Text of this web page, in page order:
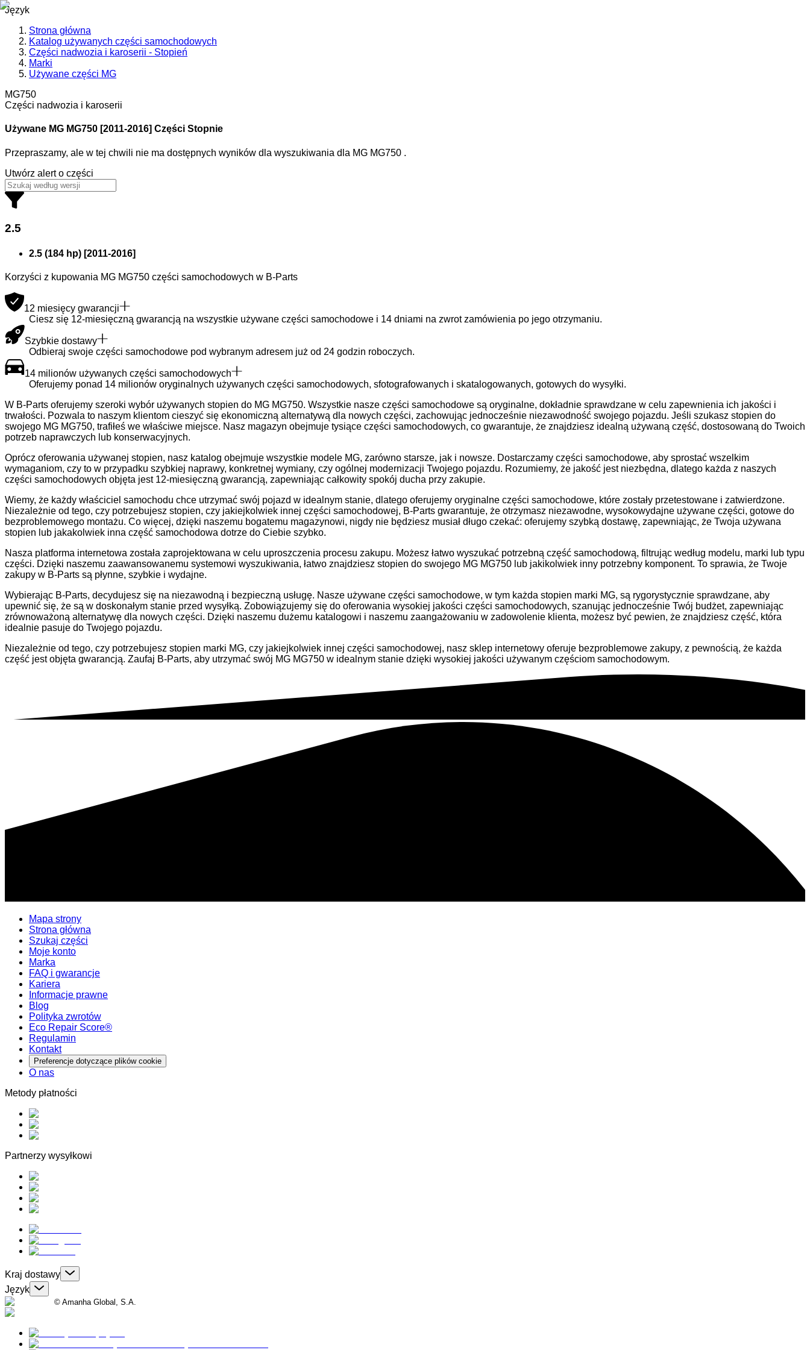
Język
Strona główna
Katalog używanych części samochodowych
Części nadwozia i karoserii - Stopień
Marki
Używane części MG
MG750
Części nadwozia i karoserii
Używane MG MG750 [2011-2016] Części Stopnie
Przepraszamy, ale w tej chwili nie ma dostępnych wyników dla wyszukiwania dla MG MG750 .
Utwórz alert o części
2.5
2.5 (184 hp) [2011-2016]
Korzyści z kupowania MG MG750 części samochodowych w B-Parts
12 miesięcy gwarancji
Ciesz się 12-miesięczną gwarancją na wszystkie używane części samochodowe i 14 dniami na zwrot zamówienia po jego otrzymaniu.
Szybkie dostawy
Odbieraj swoje części samochodowe pod wybranym adresem już od 24 godzin roboczych.
14 milionów używanych części samochodowych
Oferujemy ponad 14 milionów oryginalnych używanych części samochodowych, sfotografowanych i skatalogowanych, gotowych do wysyłki.
W B-Parts oferujemy szeroki wybór używanych stopien do MG MG750. Wszystkie nasze części samochodowe są oryginalne, dokładnie sprawdzane w celu zapewnienia ich jakości i
trwałości. Pozwala to naszym klientom cieszyć się ekonomiczną alternatywą dla nowych części, zachowując jednocześnie niezawodność swojego pojazdu. Jeśli szukasz stopien do
swojego MG MG750, trafiłeś we właściwe miejsce. Nasz magazyn obejmuje tysiące części samochodowych, co gwarantuje, że znajdziesz idealną używaną część, dostosowaną do Twoich
potrzeb naprawczych lub konserwacyjnych.
Oprócz oferowania używanej stopien, nasz katalog obejmuje wszystkie modele MG, zarówno starsze, jak i nowsze. Dostarczamy części samochodowe, aby sprostać wszelkim
wymaganiom, czy to w przypadku szybkiej naprawy, konkretnej wymiany, czy ogólnej modernizacji Twojego pojazdu. Rozumiemy, że jakość jest niezbędna, dlatego każda z naszych
części samochodowych objęta jest 12-miesięczną gwarancją, zapewniając całkowity spokój ducha przy zakupie.
Wiemy, że każdy właściciel samochodu chce utrzymać swój pojazd w idealnym stanie, dlatego oferujemy oryginalne części samochodowe, które zostały przetestowane i zatwierdzone.
Niezależnie od tego, czy potrzebujesz stopien, czy jakiejkolwiek innej części samochodowej, B-Parts gwarantuje, że otrzymasz niezawodne, wysokowydajne używane części, gotowe do
bezproblemowego montażu. Co więcej, dzięki naszemu bogatemu magazynowi, nigdy nie będziesz musiał długo czekać: oferujemy szybką dostawę, zapewniając, że Twoja używana
stopien lub jakakolwiek inna część samochodowa dotrze do Ciebie szybko.
Nasza platforma internetowa została zaprojektowana w celu uproszczenia procesu zakupu. Możesz łatwo wyszukać potrzebną część samochodową, filtrując według modelu, marki lub typu
części. Dzięki naszemu zaawansowanemu systemowi wyszukiwania, łatwo znajdziesz stopien do swojego MG MG750 lub jakikolwiek inny potrzebny komponent. To sprawia, że Twoje
zakupy w B-Parts są płynne, szybkie i wydajne.
Wybierając B-Parts, decydujesz się na niezawodną i bezpieczną usługę. Nasze używane części samochodowe, w tym każda stopien marki MG, są rygorystycznie sprawdzane, aby
upewnić się, że są w doskonałym stanie przed wysyłką. Zobowiązujemy się do oferowania wysokiej jakości części samochodowych, szanując jednocześnie Twój budżet, zapewniając
zrównoważoną alternatywę dla nowych części. Dzięki naszemu dużemu katalogowi i naszemu zaangażowaniu w zadowolenie klienta, możesz być pewien, że znajdziesz część, która
idealnie pasuje do Twojego pojazdu.
Niezależnie od tego, czy potrzebujesz stopien marki MG, czy jakiejkolwiek innej części samochodowej, nasz sklep internetowy oferuje bezproblemowe zakupy, z pewnością, że każda
część jest objęta gwarancją. Zaufaj B-Parts, aby utrzymać swój MG MG750 w idealnym stanie dzięki wysokiej jakości używanym częściom samochodowym.
Mapa strony
Strona główna
Szukaj części
Moje konto
Marka
FAQ i gwarancje
Kariera
Informacje prawne
Blog
Polityka zwrotów
Eco Repair Score®
Regulamin
Kontakt
Preferencje dotyczące plików cookie
O nas
Metody płatności
Partnerzy wysyłkowi
Kraj dostawy
Język
© Amanha Global, S.A.